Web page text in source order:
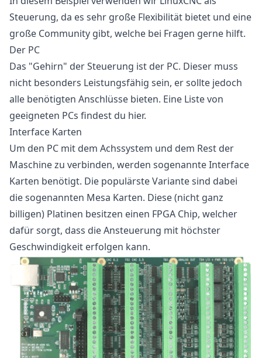
Steuerung, da es sehr große Flexibilität bietet und eine
große Community gibt, welche bei Fragen gerne hilft.
Der PC
Das "Gehirn" der Steuerung ist der PC. Dieser muss
nicht besonders Leistungsfähig sein, er sollte jedoch
alle benötigten Anschlüsse bieten. Eine Liste von
geeigneten PCs findest du hier.
Interface Karten
Um den PC mit dem Achssystem und dem Rest der
Maschine zu verbinden, werden sogenannte Interface
Karten benötigt. Die populärste Variante sind dabei
die sogenannten Mesa Karten. Diese (nicht ganz
billigen) Platinen besitzen einen FPGA Chip, welcher
dafür sorgt, dass die Ansteuerung mit höchster
Geschwindigkeit erfolgen kann.